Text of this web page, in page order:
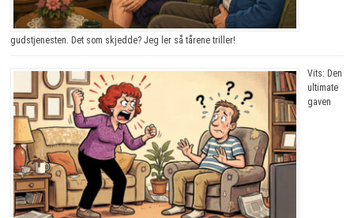
gudstjenesten. Det som skjedde? Jeg ler så tårene triller!
Vits: Den
ultimate
gaven